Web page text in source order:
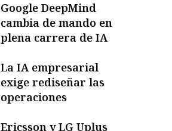
Google DeepMind
cambia de mando en
plena carrera de IA
La IA empresarial
exige rediseñar las
operaciones
Ericsson y LG Uplus